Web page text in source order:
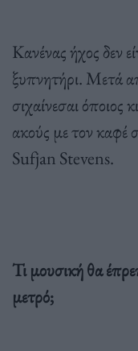
Κανένας ήχος δεν
ξυπνητήρι. Μετά
σιχαίνεσαι όποιος
ακούς με τον
Sufjan Stevens.
Τι μουσική θα
μετρό;